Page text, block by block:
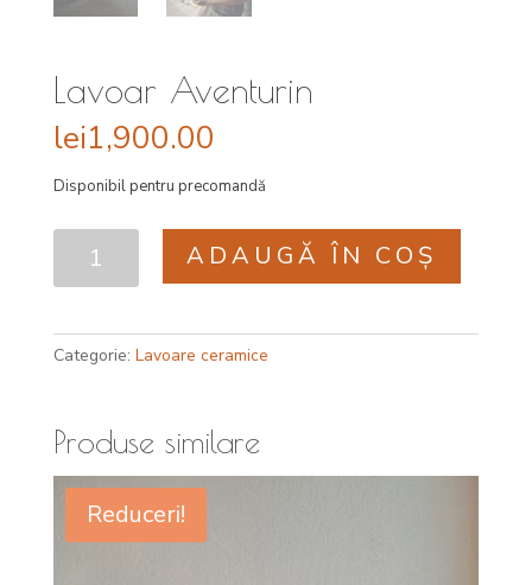
Lavoar Aventurin
lei1,900.00
Disponibil pentru precomandă
Lavoar
ADAUGĂ ÎN COȘ
Categorie: Lavoare ceramice
Produse similare
Reduceri!